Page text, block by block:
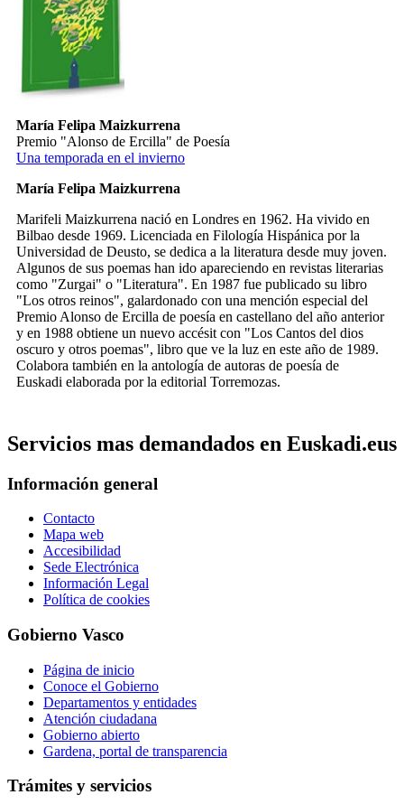
María Felipa Maizkurrena
Premio "Alonso de Ercilla" de Poesía
Una temporada en el invierno
María Felipa Maizkurrena
Marifeli Maizkurrena nació en Londres en 1962. Ha vivido en
Bilbao desde 1969. Licenciada en Filología Hispánica por la
Universidad de Deusto, se dedica a la literatura desde muy joven.
Algunos de sus poemas han ido apareciendo en revistas literarias
como "Zurgai" o "Literatura". En 1987 fue publicado su libro
"Los otros reinos", galardonado con una mención especial del
Premio Alonso de Ercilla de poesía en castellano del año anterior
y en 1988 obtiene un nuevo accésit con "Los Cantos del dios
oscuro y otros poemas", libro que ve la luz en este año de 1989.
Colabora también en la antología de autoras de poesía de
Euskadi elaborada por la editorial Torremozas.
Servicios mas demandados en Euskadi.eus
Información general
Contacto
Mapa web
Accesibilidad
Sede Electrónica
Información Legal
Política de cookies
Gobierno Vasco
Página de inicio
Conoce el Gobierno
Departamentos y entidades
Atención ciudadana
Gobierno abierto
Gardena, portal de transparencia
Trámites y servicios